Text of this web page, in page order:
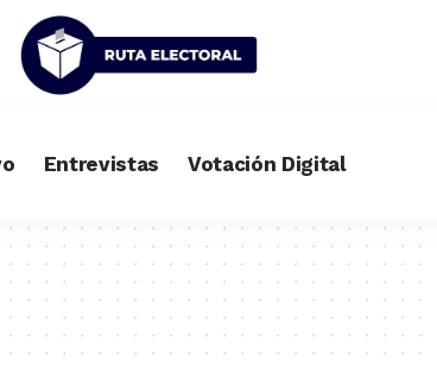
Entrevistas Votación Digital